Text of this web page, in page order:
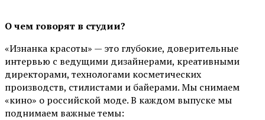
О чем говорят в студии?
«Изнанка красоты» — это глубокие, доверительные
интервью с ведущими дизайнерами, креативными
директорами, технологами косметических
производств, стилистами и байерами. Мы снимаем
«кино» о российской моде. В каждом выпуске мы
поднимаем важные темы: